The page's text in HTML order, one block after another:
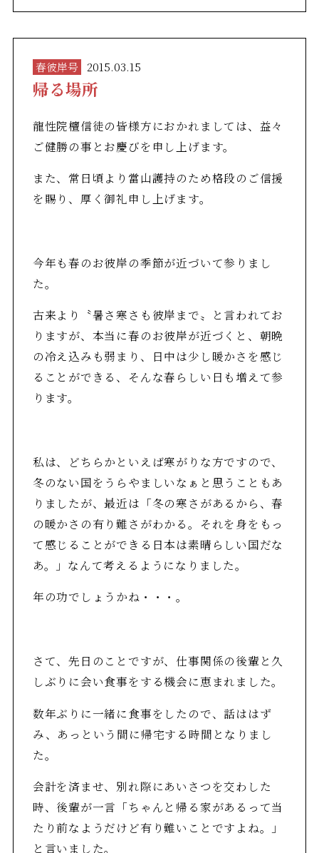
春彼岸号 2015.03.15
帰る場所
龍性院檀信徒の皆様方におかれましては、益々
ご健勝の事とお慶びを申し上げます。
また、常日頃より當山護持のため格段のご信援
を賜り、厚く御礼申し上げます。
今年も春のお彼岸の季節が近づいて参りまし
た。
古来より〝暑さ寒さも彼岸まで〟と言われてお
りますが、本当に春のお彼岸が近づくと、朝晩
の冷え込みも弱まり、日中は少し暖かさを感じ
ることができる、そんな春らしい日も増えて参
ります。
私は、どちらかといえば寒がりな方ですので、
冬のない国をうらやましいなぁと思うこともあ
りましたが、最近は「冬の寒さがあるから、春
の暖かさの有り難さがわかる。それを身をもっ
て感じることができる日本は素晴らしい国だな
あ。」なんて考えるようになりました。
年の功でしょうかね・・・。
さて、先日のことですが、仕事関係の後輩と久
しぶりに会い食事をする機会に恵まれました。
数年ぶりに一緒に食事をしたので、話ははず
み、あっという間に帰宅する時間となりまし
た。
会計を済ませ、別れ際にあいさつを交わした
時、後輩が一言「ちゃんと帰る家があるって当
たり前なようだけど有り難いことですよね。」
と言いました。